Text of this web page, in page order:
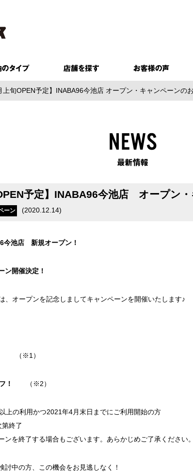
上旬OPEN予定】INABA96今池店 オープン・キャンペーン
予定】INABA96今池店 オープン
ーン (2020.12.14)
池店 新規オープン！
ン開催決定！
、オープンを記念しましてキャンペーンを開催いたします♪
（※1）
！ （※2）
の利用かつ2021年4月末日までにご利用開始の方
終了
ンを終了する場合もございます。あらかじめご了承ください。
討中の方、この機会をお見逃しなく！